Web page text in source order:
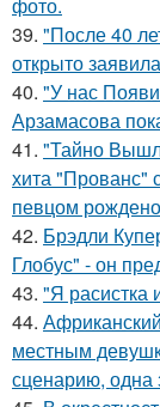
фото.
39. "После 40
открыто
40. "У нас
Арзамасова
41. "Тайно
хита "Прованс"
певцом
42. Брэдли
Глобус" - он
43. "Я расистка
44.
местным
сценарию, одна